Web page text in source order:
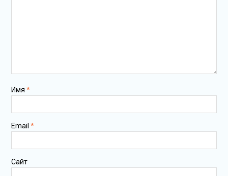
Имя *
Email *
Сайт